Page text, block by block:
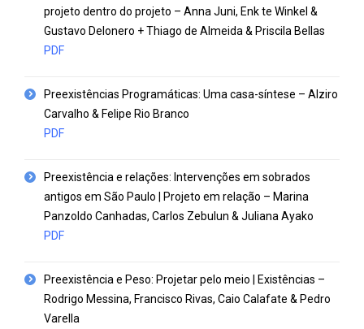
projeto dentro do projeto – Anna Juni, Enk te Winkel &
Gustavo Delonero + Thiago de Almeida & Priscila Bellas
PDF
Preexistências Programáticas: Uma casa-síntese – Alziro
Carvalho & Felipe Rio Branco
PDF
Preexistência e relações: Intervenções em sobrados
antigos em São Paulo | Projeto em relação – Marina
Panzoldo Canhadas, Carlos Zebulun & Juliana Ayako
PDF
Preexistência e Peso: Projetar pelo meio | Existências –
Rodrigo Messina, Francisco Rivas, Caio Calafate & Pedro
Varella